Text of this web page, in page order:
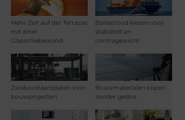
Mehr Zeit auf der Terrasse
mit einer
Glasschiebewand
Ballastlood kiezen voor
stabiliteit en
contragewicht
Zwaluwstaartplaten voor
bouwprojecten
Bouwmaterialen kopen
zonder gedoe